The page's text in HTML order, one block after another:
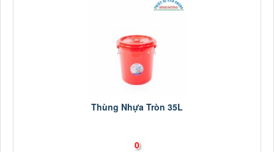
Thùng Nhựa Tròn 35L
0